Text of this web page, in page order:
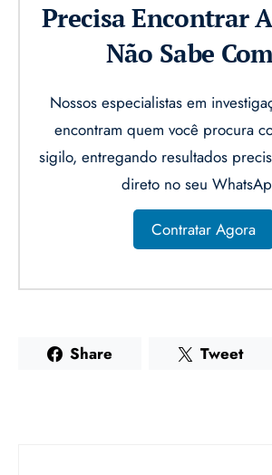
Precisa Encontrar
Não Sabe
Nossos especialistas em
encontram quem você procura
sigilo, entregando resultados
direto no seu
Contratar Agora
Share Tweet